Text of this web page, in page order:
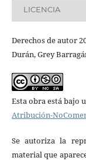
LICENCIA
Derechos de autor
Durán, Grey
Esta obra está bajo
Atribución-
Se autoriza la
material que